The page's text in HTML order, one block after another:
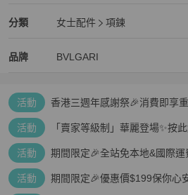
分類
BVLGARI 女士配件分類資訊
女士配件
項鍊
品牌
BVLGARI 精品女士配件
BVLGARI
BVLGARI 推薦清單
活動
香港三週年感謝祭🎉消費即享
活動 「賣家等級制」華麗登場✨按此
活動 期間限定🎉全站免本地&國際運
活動 期間限定🎉優惠價$199保你心